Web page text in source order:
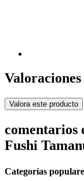
Valora este producto
comentarios
Fushi
Categorías